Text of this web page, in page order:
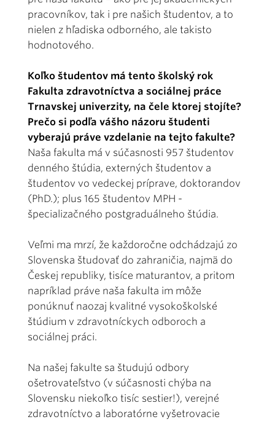
pracovníkov, tak i pre našich študentov, a to
nielen z hľadiska odborného, ale takisto
hodnotového.
Koľko študentov má tento školský rok
Fakulta zdravotníctva a sociálnej práce
Trnavskej univerzity, na čele ktorej stojíte?
Prečo si podľa vášho názoru študenti
vyberajú práve vzdelanie na tejto fakulte?
Naša fakulta má v súčasnosti 957 študentov
denného štúdia, externých študentov a
študentov vo vedeckej príprave, doktorandov
(PhD.); plus 165 študentov MPH -
špecializačného postgraduálneho štúdia.
Veľmi ma mrzí, že každoročne odchádzajú zo
Slovenska študovať do zahraničia, najmä do
Českej republiky, tisíce maturantov, a pritom
napríklad práve naša fakulta im môže
ponúknuť naozaj kvalitné vysokoškolské
štúdium v zdravotníckych odboroch a
sociálnej práci.
Na našej fakulte sa študujú odbory
ošetrovateľstvo (v súčasnosti chýba na
Slovensku niekoľko tisíc sestier!), verejné
zdravotníctvo a laboratórne vyšetrovacie